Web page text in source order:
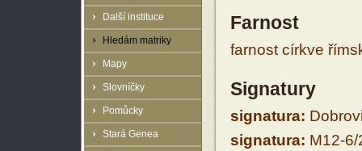
Další instituce
Hledám matriky
Mapy
Slovníčky
Pomůcky
Stará Genea
Farnost
farnost církve
Signatury
signatura:
signatura: M12-6/